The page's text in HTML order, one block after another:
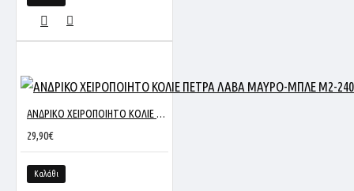
ΑΝΔΡΙΚΟ ΧΕΙΡΟΠΟΙΗΤΟ ΚΟΛΙΕ ΠΕΤΡΑ ΛΑΒΑ ΜΑΥΡΟ-ΜΠΛΕ M2-24007BL
29,90€
Καλάθι